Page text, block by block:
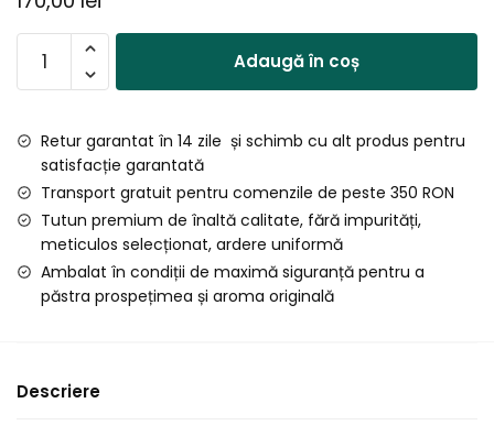
Cantitate
Tutun
Dunhill
Rose
Galeata
si
Punga,
1
Adaugă în coș
Retur garantat în 14 zile și schimb cu alt produs pentru
satisfacție garantată
Transport gratuit pentru comenzile de peste 350 RON
Tutun premium de înaltă calitate, fără impurități,
meticulos selecționat, ardere uniformă
Ambalat în condiții de maximă siguranță pentru a
păstra prospețimea și aroma originală
Descriere